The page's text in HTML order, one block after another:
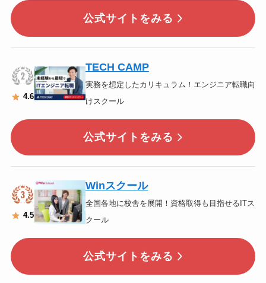
公式サイトをみる
4.6
TECH CAMP
実務を想定したカリキュラム！エンジニア転職向
けスクール
公式サイトをみる
4.5
Winスクール
全国各地に校舎を展開！資格取得も目指せるITス
クール
公式サイトをみる